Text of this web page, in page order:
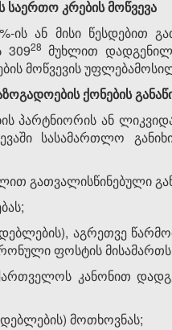
საერთო კრების მოწვევა
ის ან მისი წესდებით
309​28 მუხლით
მოწვევის
ქონების
პარტნიორის ან
სასამართლო
გათვალისწინებული
აგრეთვე
ფოსტის
კანონით
მოთხოვნას;